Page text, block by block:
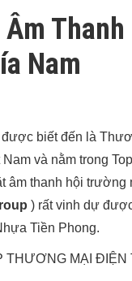
Nam
biết đến là
và nằm trong
âm thanh hội
) rất vinh dự
Tiền Phong.